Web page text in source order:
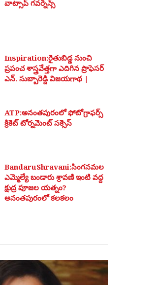
వాట్సాప్ గవర్నెన్స్
Inspiration:రైతుబిడ్డ నుంచి
ప్రపంచ శాస్త్రవేత్తగా ఎదిగిన ప్రొఫెసర్
ఎన్. సుబ్బారెడ్డి విజయగాథ |
ATP:అనంతపురంలో ఫోటోగ్రాఫర్స్
క్రికెట్ టోర్నమెంట్ సక్సెస్
BandaruShravani:సింగనమల
ఎమ్మెల్యే బండారు శ్రావణి ఇంటి వద్ద
క్షుద్ర పూజల యత్నం?
అనంతపురంలో కలకలం